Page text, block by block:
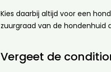
Kies daarbij altijd voor een
zuurgraad van de hondenhuid
Vergeet de